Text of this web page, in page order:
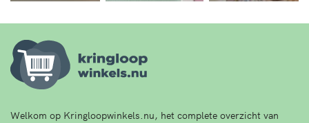
Welkom op Kringloopwinkels.nu, het complete overzicht van